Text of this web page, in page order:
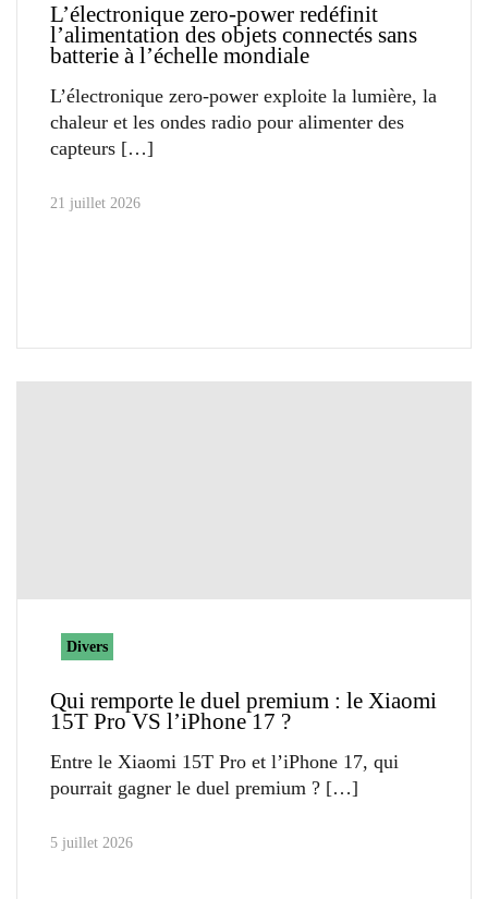
L’électronique zero-power redéfinit
l’alimentation des objets connectés sans
batterie à l’échelle mondiale
L’électronique zero-power exploite la lumière, la
chaleur et les ondes radio pour alimenter des
capteurs
21 juillet 2026
Divers
Qui remporte le duel premium : le Xiaomi
15T Pro VS l’iPhone 17 ?
Entre le Xiaomi 15T Pro et l’iPhone 17, qui
pourrait gagner le duel premium ?
5 juillet 2026